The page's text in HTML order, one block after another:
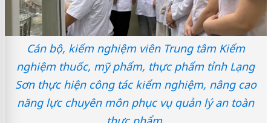
Cán bộ, kiểm nghiệm viên Trung tâm Kiểm
nghiệm thuốc, mỹ phẩm, thực phẩm tỉnh Lạng
Sơn thực hiện công tác kiểm nghiệm, nâng cao
năng lực chuyên môn phục vụ quản lý an toàn